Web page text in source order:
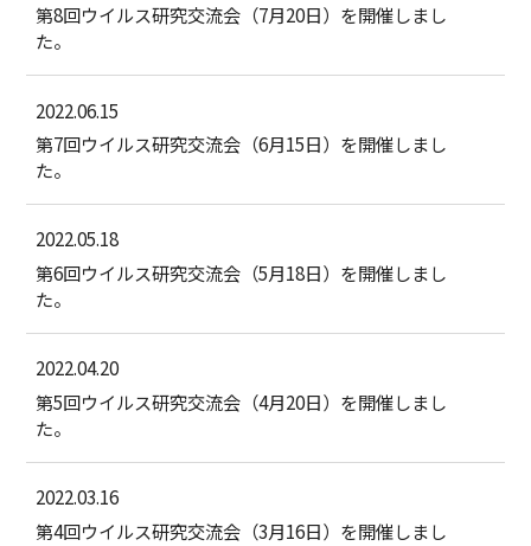
第8回ウイルス研究交流会（7月20日）を開催しまし
た。
2022.06.15
第7回ウイルス研究交流会（6月15日）を開催しまし
た。
2022.05.18
第6回ウイルス研究交流会（5月18日）を開催しまし
た。
2022.04.20
第5回ウイルス研究交流会（4月20日）を開催しまし
た。
2022.03.16
第4回ウイルス研究交流会（3月16日）を開催しまし